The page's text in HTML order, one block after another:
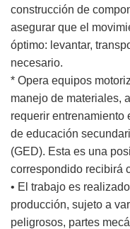
construcción de
asegurar que el
óptimo: levantar,
necesario.
* Opera equipos
manejo de materiales,
requerir
de educación
(GED). Esta es una
correspondido recibirá
• El trabajo es
producción, sujeto a
peligrosos, partes